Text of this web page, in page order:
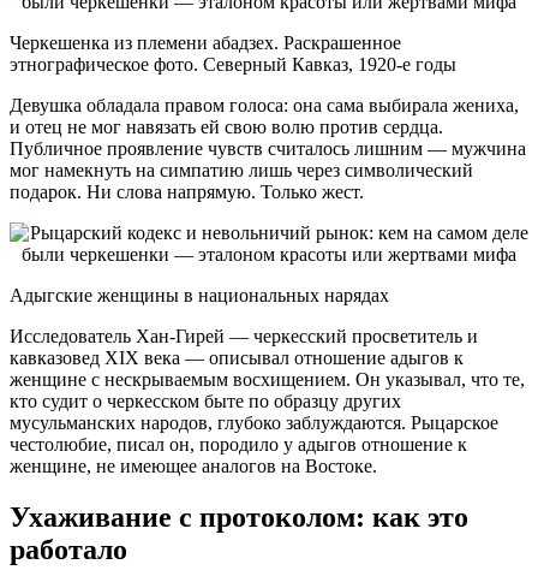
Черкешенка из племени абадзех. Раскрашенное
этнографическое фото. Северный Кавказ, 1920-е годы
Девушка обладала правом голоса: она сама выбирала жениха,
и отец не мог навязать ей свою волю против сердца.
Публичное проявление чувств считалось лишним — мужчина
мог намекнуть на симпатию лишь через символический
подарок. Ни слова напрямую. Только жест.
Адыгские женщины в национальных нарядах
Исследователь Хан-Гирей — черкесский просветитель и
кавказовед XIX века — описывал отношение адыгов к
женщине с нескрываемым восхищением. Он указывал, что те,
кто судит о черкесском быте по образцу других
мусульманских народов, глубоко заблуждаются. Рыцарское
честолюбие, писал он, породило у адыгов отношение к
женщине, не имеющее аналогов на Востоке.
Ухаживание с протоколом: как это
работало